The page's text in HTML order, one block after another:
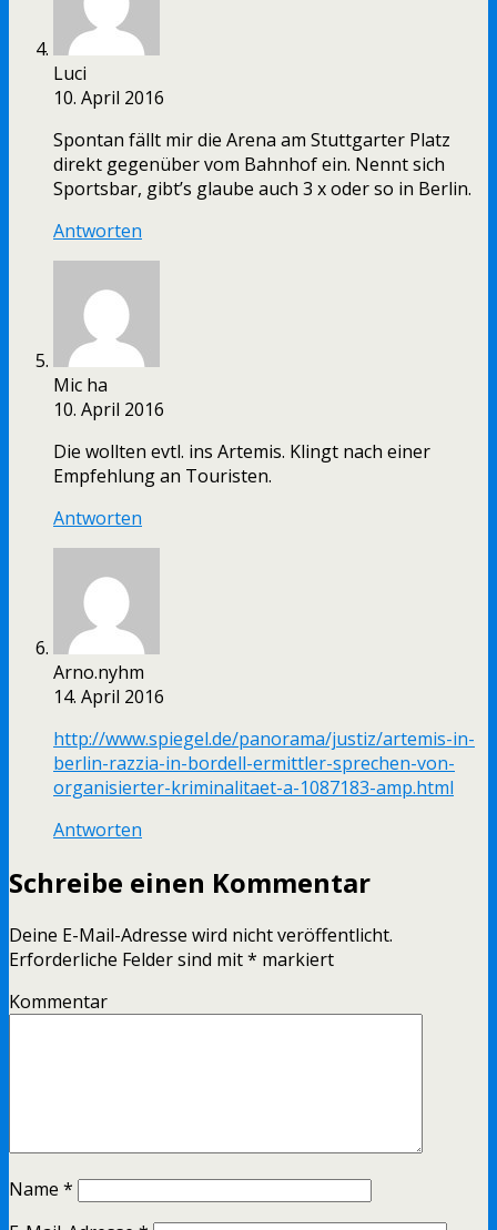
Luci
10. April 2016
Spontan fällt mir die Arena am Stuttgarter Platz
direkt gegenüber vom Bahnhof ein. Nennt sich
Sportsbar, gibt’s glaube auch 3 x oder so in Berlin.
Antworten
Mic ha
10. April 2016
Die wollten evtl. ins Artemis. Klingt nach einer
Empfehlung an Touristen.
Antworten
Arno.nyhm
14. April 2016
http://www.spiegel.de/panorama/justiz/artemis-in-
berlin-razzia-in-bordell-ermittler-sprechen-von-
organisierter-kriminalitaet-a-1087183-amp.html
Antworten
Schreibe einen Kommentar
Deine E-Mail-Adresse wird nicht veröffentlicht.
Erforderliche Felder sind mit* markiert
Kommentar
Name *